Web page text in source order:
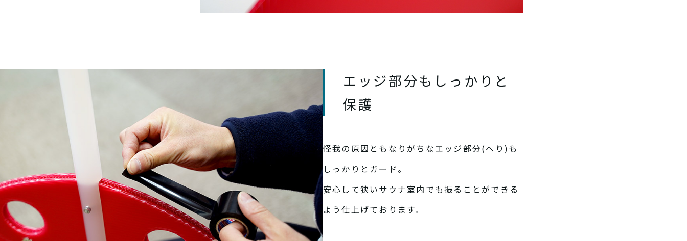
エッジ部分もしっかりと
保護
怪我の原因ともなりがちなエッジ部分(へり)も
しっかりとガード。
安心して狭いサウナ室内でも振ることができる
よう仕上げております。